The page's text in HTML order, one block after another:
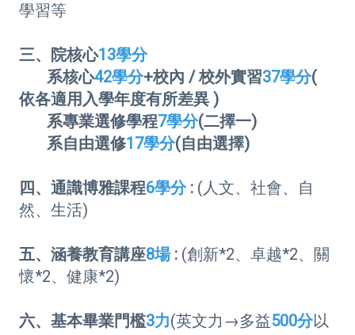
學習等
三、院核心13學分
系核心42學分+校內 / 校外實習37學分(
依各適用入學年度有所差異 )
系專業選修學程7學分(二擇一)
系自由選修17學分(自由選擇)
四、通識博雅課程6學分: (人文、社會、自
然、生活)
五、涵養教育講座8場: (創新*2、卓越*2、關
懷*2、健康*2)
六、基本畢業門檻3力(英文力→多益500分以